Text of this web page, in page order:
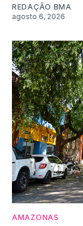
REDAÇÃO BMA
agosto 6, 2026
AMAZONAS